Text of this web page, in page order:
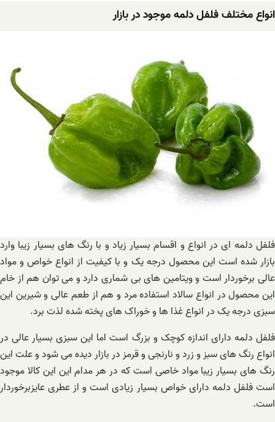
انواع مختلف فلفل دلمه موجود در بازار
فلفل دلمه ای در انواع و اقسام بسیار زیاد و با رنگ های بسیار زیبا وارد
بازار شده است این محصول درجه یک و با کیفیت از انواع خواص و مواد
عالی برخوردار است و ویتامین های بی شماری دارد و می توان هم از خام
این محصول در انواع سالاد استفاده مرد و هم از طعم عالی و شیرین این
سبزی درجه یک در انواع غذا ها و خوراک های پخته شده لذت برد.
فلفل دلمه دارای اندازه کوچک و بزرگ است اما این سبزی بسیار عالی در
انواع رنگ های سبز و زرد و نارنجی و قرمز در بازار دیده می شود و علت این
رنگ های بسیار زیبا مواد خاصی است که در هر مدام این این کالا موجود
است فلفل دلمه دارای خواص بسیار زیادی است و از عطری عایزبرخوردار
است.